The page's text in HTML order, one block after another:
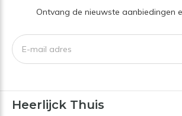
Ontvang de nieuwste aanbiedingen
Heerlijck Thuis